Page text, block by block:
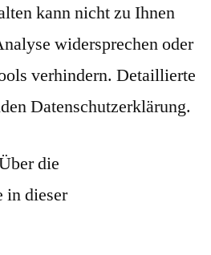
kann nicht zu Ihnen
widersprechen oder
verhindern. Detaillierte
Datenschutzerklärung.
die
in dieser